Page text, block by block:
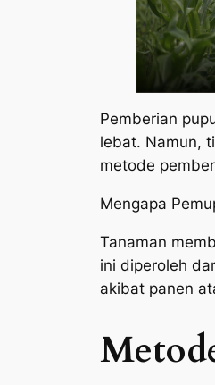
Pemberian
lebat. Namun,
metode
Mengapa
Tanaman
ini diperoleh
akibat panen